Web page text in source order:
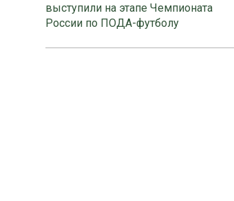
выступили на этапе Чемпионата
России по ПОДА-футболу